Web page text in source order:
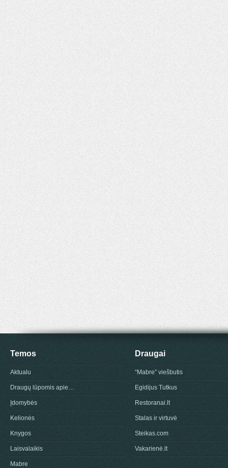
Temos
Aktualu
Draugų lūpomis apie…
Įdomybės
Kelionės
Knygos
Laisvalaikis
Mabre
Draugai
“Mabre” viešbutis
Egidijus Tutkus
Restoranai.lt
Stalas ir virtuvė
Steikas.com
Vakarienė.lt